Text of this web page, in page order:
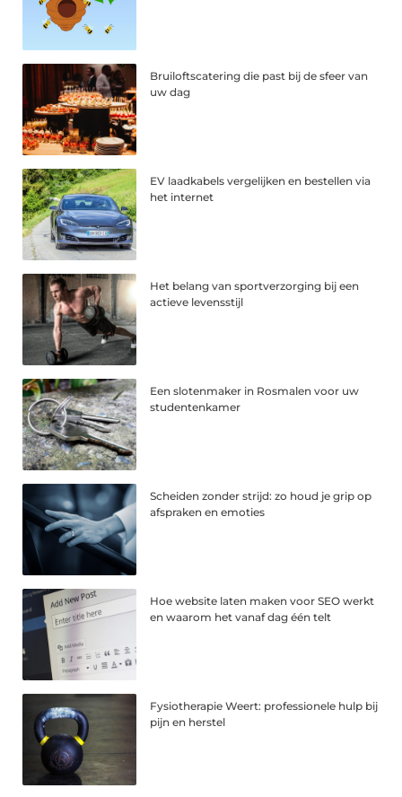
Bruiloftscatering die past bij de sfeer van
uw dag
EV laadkabels vergelijken en bestellen via
het internet
Het belang van sportverzorging bij een
actieve levensstijl
Een slotenmaker in Rosmalen voor uw
studentenkamer
Scheiden zonder strijd: zo houd je grip op
afspraken en emoties
Hoe website laten maken voor SEO werkt
en waarom het vanaf dag één telt
Fysiotherapie Weert: professionele hulp bij
pijn en herstel